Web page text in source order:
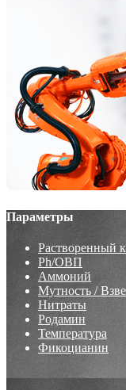
Параметры
Растворенный
Ph/ОВП
Аммоний
Мутность /
Нитраты
Родамин
Температура
Фикоцианин